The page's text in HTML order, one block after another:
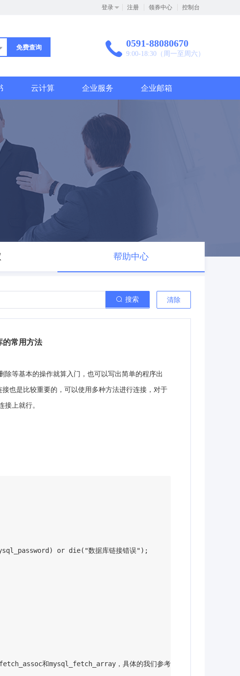
登录 注册 领券中心 控制台
免费查询 0591-88080670
9:00-18:30（周一至周六）
云计算 企业服务 企业邮箱
帮助中心
搜索 清除
的常用方法
等基本的操作就算入门，也可以写出简单的程序出
也是比较重要的，可以使用多种方法进行连接，对于
上就行。
or die("数据库链接错误");
和mysql_fetch_array，具体的我们参考手册。